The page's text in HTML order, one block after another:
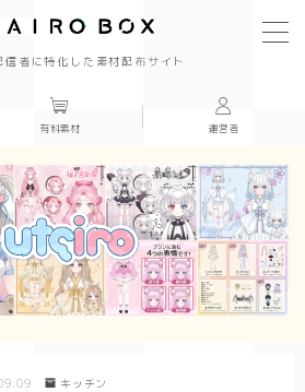
者に特化した素材配布サイト
有料素材 運営者
キッチン